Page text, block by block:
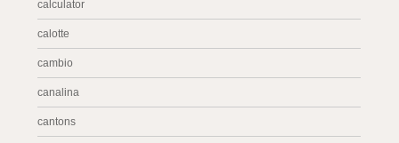
calculator
calotte
cambio
canalina
cantons